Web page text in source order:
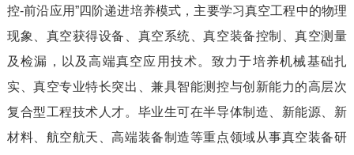
控-前沿应用”四阶递进培养模式，主要学习真空工程中的物理
现象、真空获得设备、真空系统、真空装备控制、真空测量
及检漏，以及高端真空应用技术。致力于培养机械基础扎
实、真空专业特长突出、兼具智能测控与创新能力的高层次
复合型工程技术人才。毕业生可在半导体制造、新能源、新
材料、航空航天、高端装备制造等重点领域从事真空装备研